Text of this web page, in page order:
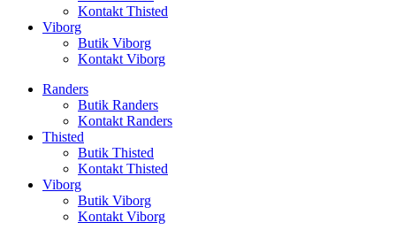
Kontakt Thisted
Viborg
Butik Viborg
Kontakt Viborg
Randers
Butik Randers
Kontakt Randers
Thisted
Butik Thisted
Kontakt Thisted
Viborg
Butik Viborg
Kontakt Viborg